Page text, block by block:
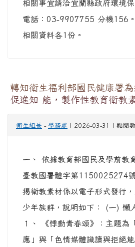
相關事宜請洽宜蘭縣政府環境
電話：03-9907755 分機156
相關資料各1份。
轉知衛生福利部國民健康署
促進知 能，製作性教育衛教
衛生組長 - 學務處 | 2026-03-31 | 點閱
一、 依據教育部國民及學前教
臺教國署體字第1150025274
揭衛教素材係以電子形式發行
少年族群，說明如下： (一) 懶
１、 《悸動青春頌》：主題為
應」與「色情媒體識讀與拒絕